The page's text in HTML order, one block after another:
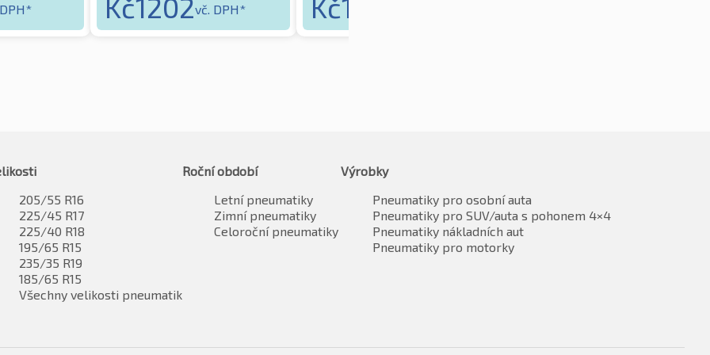
vč. DPH*
205/55 R16
225/45 R17
225/40 R18
195/65 R15
235/35 R19
185/65 R15
Všechny velikosti pneumatik
Roční období
Letní pneumatiky
Zimní pneumatiky
Celoroční pneumatiky
Výrobky
Pneumatiky pro osobní auta
Pneumatiky pro SUV/auta s pohonem 4×4
Pneumatiky nákladních aut
Pneumatiky pro motorky